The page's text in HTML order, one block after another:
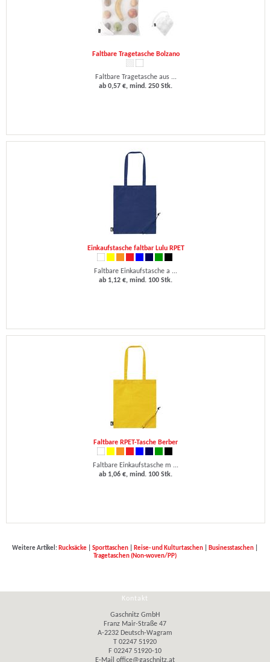
Faltbare Tragetasche Bolzano
Faltbare Tragetasche aus ...
ab 0,57 €, mind. 250 Stk.
Einkaufstasche faltbar Lulu RPET
Faltbare Einkaufstasche a ...
ab 1,12 €, mind. 100 Stk.
Faltbare RPET-Tasche Berber
Faltbare Einkaufstasche m ...
ab 1,06 €, mind. 100 Stk.
Weitere Artikel: Rucksäcke Sporttaschen Reise- und Kulturtaschen Businesstaschen
Tragetaschen (Non-woven/PP)
Kontakt
Gaschnitz GmbH
Franz Mair-Straße 47
A-2232 Deutsch-Wagram
T 02247 51920
F 02247 51920-10
E-Mail office@gaschnitz.at